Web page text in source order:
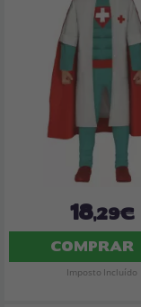
18,29€
COMPRAR
Imposto Incluído